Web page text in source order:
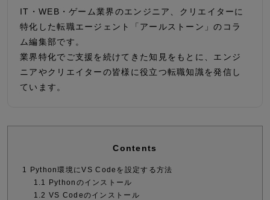
IT・WEB・ゲーム業界のエンジニア、クリエイターに
特化した転職エージェント「アールストーン」のコラ
ム編集部です。
業界特化でご支援を続けてきた知見をもとに、エンジ
ニアやクリエイターの皆様に役立つ転職知識を発信し
ています。
Contents
1
Python環境にVS Codeを設定する方法
1.1
Pythonのインストール
1.2 VS Codeのインストール